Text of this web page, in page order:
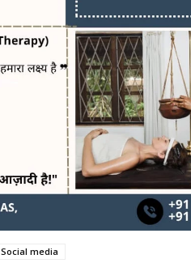
Social media